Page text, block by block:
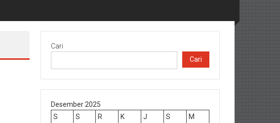
Cari
Cari
Desember 2025
S
S R K J S
M